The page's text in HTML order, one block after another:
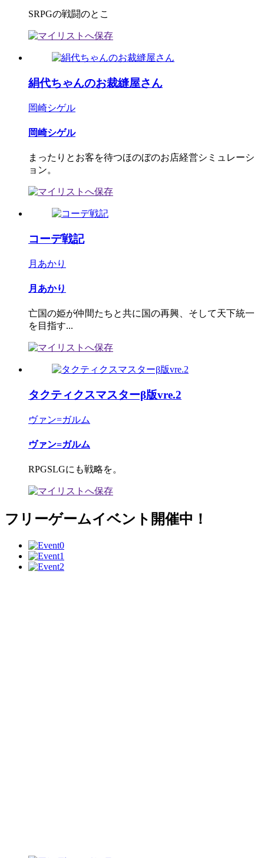
SRPGの戦闘のとこ
絹代ちゃんのお裁縫屋さん
岡崎シゲル
岡崎シゲル
まったりとお客を待つほのぼのお店経営シミュレーシ
ョン。
コーデ戦記
月あかり
月あかり
亡国の姫が仲間たちと共に国の再興、そして天下統一
を目指す...
タクティクスマスターβ版vre.2
ヴァン=ガルム
ヴァン=ガルム
RPGSLGにも戦略を。
フリーゲームイベント開催中！